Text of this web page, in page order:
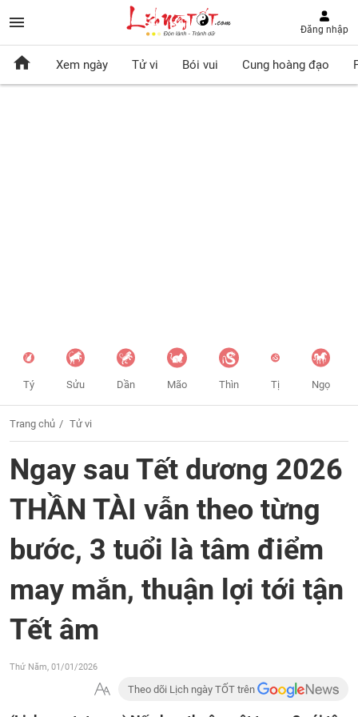
Đăng nhập
Xem ngày Tử vi Bói vui Cung hoàng đạo
Tý Sửu Dần Mão Thìn Tị Ngọ
Trang chủ Tử vi
Ngay sau Tết dương 2026
THẦN TÀI vẫn theo từng
bước, 3 tuổi là tâm điểm
may mắn, thuận lợi tới tận
Tết âm
Thứ Năm, 01/01/2026
Theo dõi Lịch ngày TỐT trên